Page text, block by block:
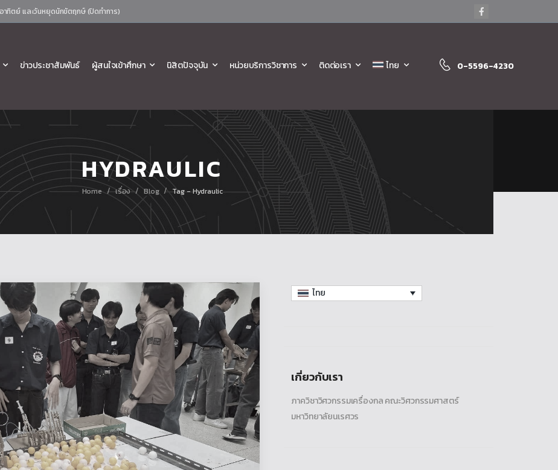
าทิตย์ และวันหยุดนักขัตฤกษ์ (ปิดทำการ)
ข่าวประชาสัมพันธ์ ผู้สนใจเข้าศึกษา นิสิตปัจจุบัน หน่วยบริการวิชาการ ติดต่อเรา ไทย 0-5596-4230
HYDRAULIC
Home / เรื่อง / Blog / Tag - Hydraulic
ไทย
เกี่ยวกับเรา
ภาควิชาวิศวกรรมเครื่องกล คณะวิศวกรรมศาสตร์
มหาวิทยาลัยนเรศวร